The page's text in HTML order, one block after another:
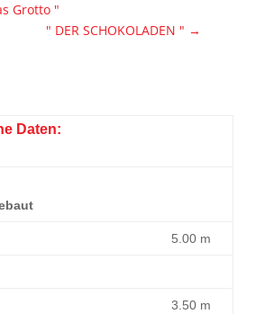
Grotto "
" DER SCHOKOLADEN " →
Daten:
5.00 m
3.50 m